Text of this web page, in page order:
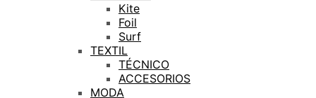
Kite
Foil
Surf
TEXTIL
TÉCNICO
ACCESORIOS
MODA